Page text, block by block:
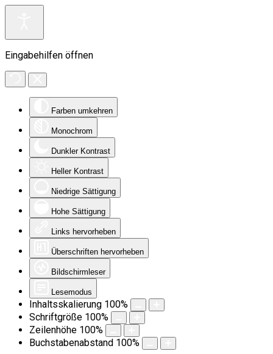
Eingabehilfen öffnen
Farben umkehren
Monochrom
Dunkler Kontrast
Heller Kontrast
Niedrige Sättigung
Hohe Sättigung
Links hervorheben
Überschriften hervorheben
Bildschirmleser
Lesemodus
Inhaltsskalierung 100%
Schriftgröße 100%
Zeilenhöhe 100%
Buchstabenabstand 100%